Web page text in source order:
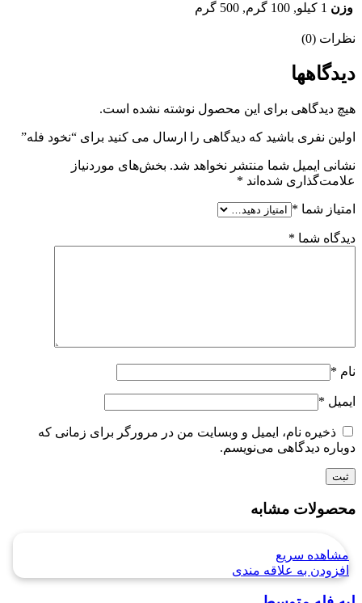
وزن 1 کیلو, 100 گرم, 500 گرم
نظرات (0)
دیدگاهها
هیچ دیدگاهی برای این محصول نوشته نشده است.
اولین نفری باشید که دیدگاهی را ارسال می کنید برای “نخود فله”
نشانی ایمیل شما منتشر نخواهد شد. بخش‌های موردنیاز
علامت‌گذاری شده‌اند *
امتیاز شما *
دیدگاه شما *
نام *
ایمیل *
ذخیره نام، ایمیل و وبسایت من در مرورگر برای زمانی که
دوباره دیدگاهی می‌نویسم.
محصولات مشابه
مشاهده سریع
افزودن به علاقه مندی